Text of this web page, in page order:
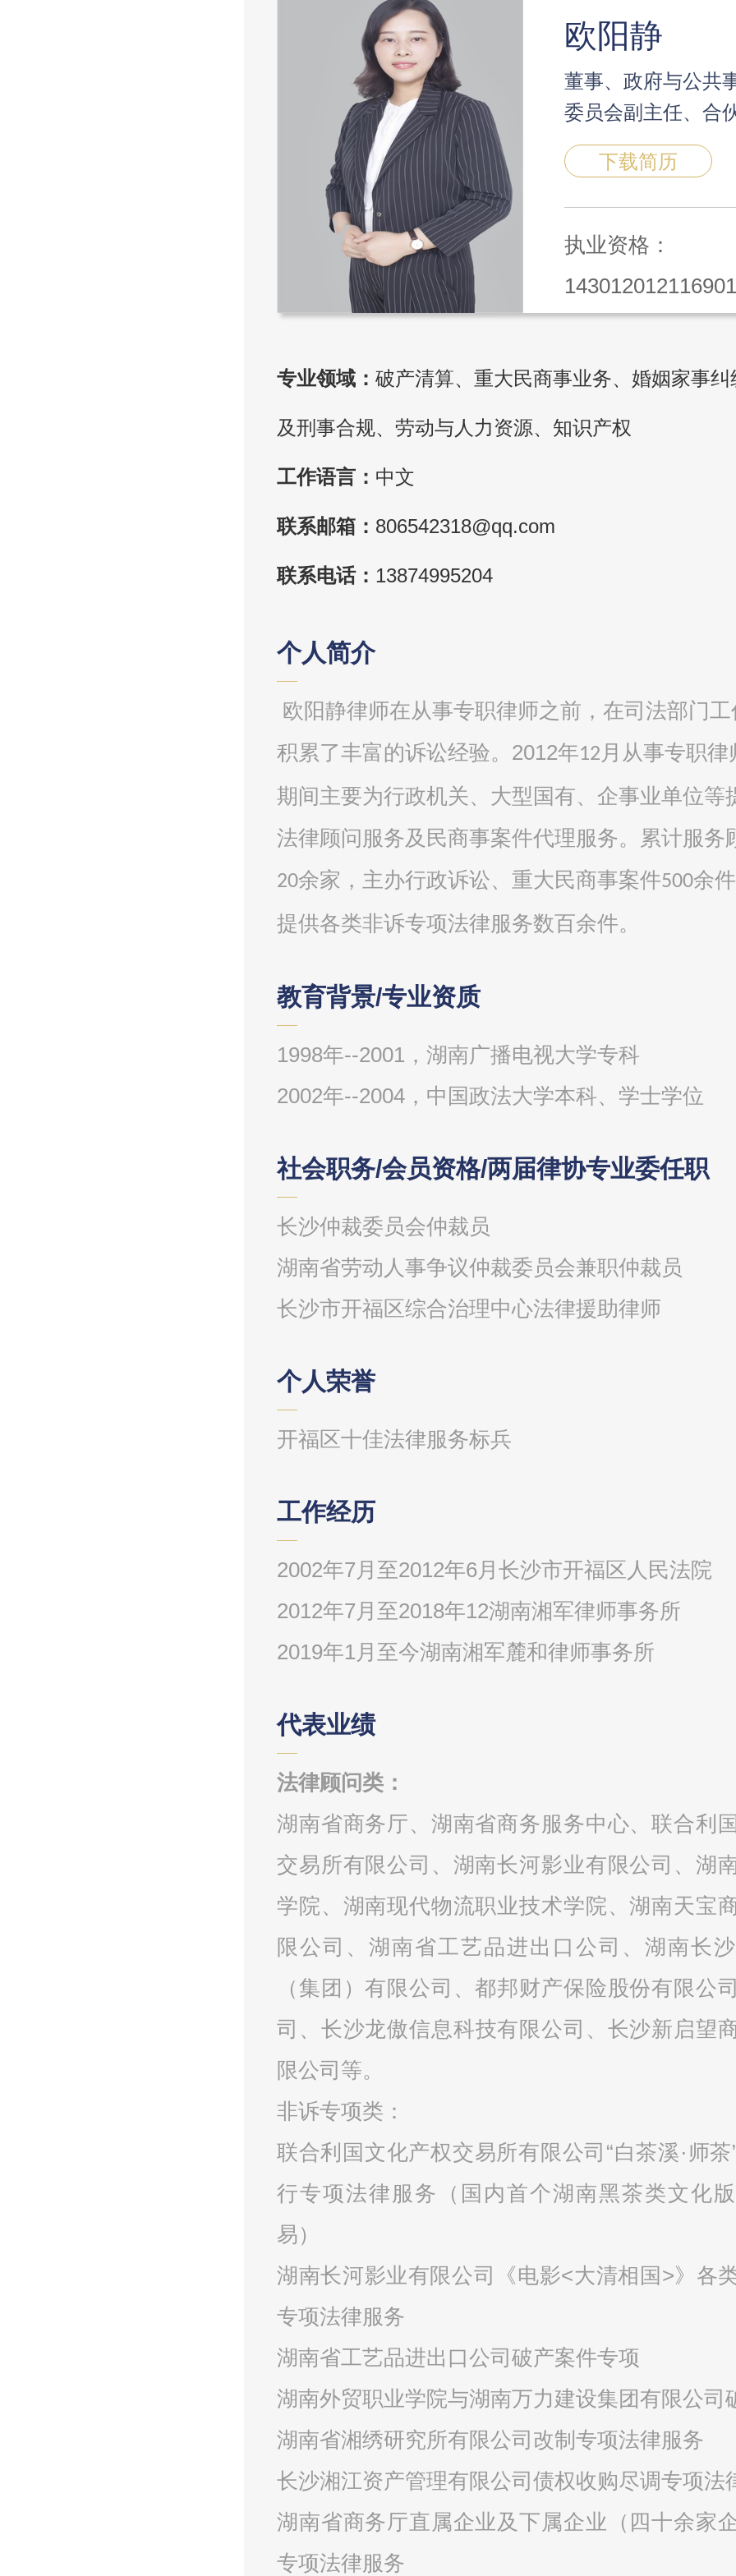
欧阳静
董事、政府与公共
委员会副主任、合
下载简历
执业资格：
专业领域： 破产清算、重大民商事业务、婚姻家事纠
及刑事合规、劳动与人力资源、知识产权
工作语言： 中文
联系邮箱： 806542318@qq.com
联系电话： 13874995204
个人简介
欧阳静律师在从事专职律师之前，在司法部门工
积累了丰富的诉讼经验。 2012年12月从事专职律
期间主要为行政机关、大型国有、企事业单位等
法律顾问服务及民商事案件代理服务。累计服务
20余家，主办行政诉讼、重大民商事案件500余
提供各类非诉专项法律服务数百余件。
教育背景/专业资质
1998年--2001，湖南广播电视大学专科
2002年--2004，中国政法大学本科、学士学位
社会职务/会员资格/两届律协专业委任职
长沙仲裁委员会仲裁员
湖南省劳动人事争议仲裁委员会兼职仲裁员
长沙市开福区综合治理中心法律援助律师
个人荣誉
开福区十佳法律服务标兵
工作经历
2002年7月至2012年6月长沙市开福区人民法院
2012年7月至2018年12湖南湘军律师事务所
2019年1月至今湖南湘军麓和律师事务所
代表业绩
法律顾问类：
湖南省商务厅、湖南省商务服务中心、联合利
交易所有限公司、湖南长河影业有限公司、湖
学院、湖南现代物流职业技术学院、湖南天宝
限公司、湖南省工艺品进出口公司、湖南长
（集团）有限公司、都邦财产保险股份有限公
司 、长沙龙傲信息科技有限公司、长沙新启望
限公司 等。
非诉专项类：
联合利国文化产权交易所有限公司 “白茶溪· 师茶
行专项法律服务（国内首个湖南黑茶类文化
易）
湖南长河影业有限公司《电影<大清相国 >》各
专项法律服务
湖南省工艺品进出口公司破产案件专项
湖南外贸职业学院与湖南万力建设集团有限公司
湖南省湘绣研究所有限公司改制专项法律服务
长沙湘江资产管理有限公司债权收购尽调专项法
湖南省商务厅直属企业及下属企业（四十余家
专项法律服务